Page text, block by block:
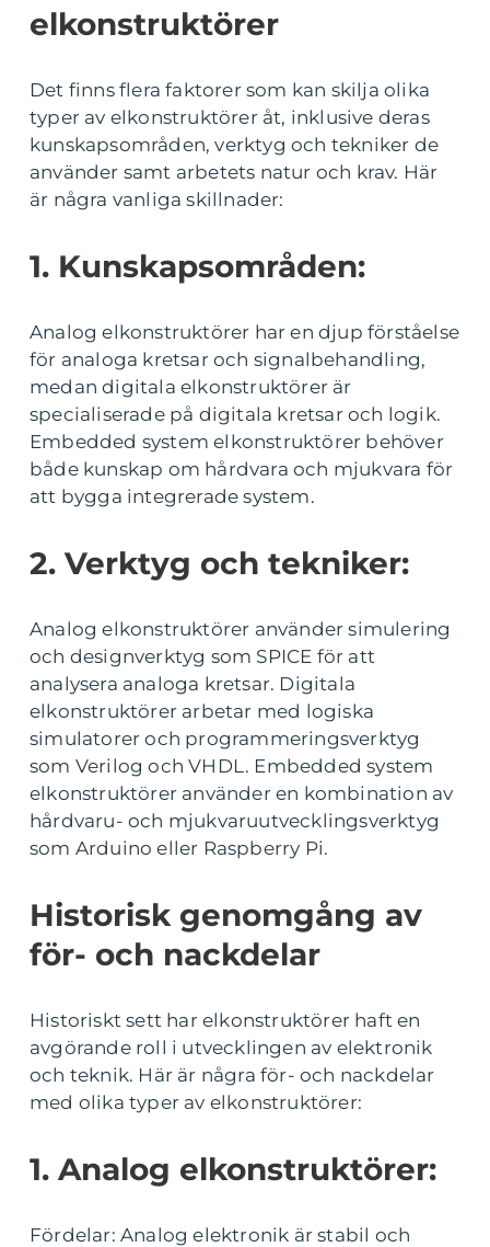
elkonstruktörer
Det finns flera faktorer som kan skilja olika
typer av elkonstruktörer åt, inklusive deras
kunskapsområden, verktyg och tekniker de
använder samt arbetets natur och krav. Här
är några vanliga skillnader:
1. Kunskapsområden:
Analog elkonstruktörer har en djup förståelse
för analoga kretsar och signalbehandling,
medan digitala elkonstruktörer är
specialiserade på digitala kretsar och logik.
Embedded system elkonstruktörer behöver
både kunskap om hårdvara och mjukvara för
att bygga integrerade system.
2. Verktyg och tekniker:
Analog elkonstruktörer använder simulering
och designverktyg som SPICE för att
analysera analoga kretsar. Digitala
elkonstruktörer arbetar med logiska
simulatorer och programmeringsverktyg
som Verilog och VHDL. Embedded system
elkonstruktörer använder en kombination av
hårdvaru- och mjukvaruutvecklingsverktyg
som Arduino eller Raspberry Pi.
Historisk genomgång av
för- och nackdelar
Historiskt sett har elkonstruktörer haft en
avgörande roll i utvecklingen av elektronik
och teknik. Här är några för- och nackdelar
med olika typer av elkonstruktörer:
1. Analog elkonstruktörer:
Fördelar: Analog elektronik är stabil och